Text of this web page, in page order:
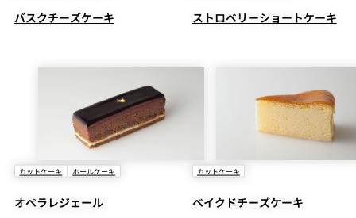
バスクチーズケーキ ストロベリーショートケーキ
カットケーキ ホールケーキ
オペラレジェール
カットケーキ
ベイクドチーズケーキ